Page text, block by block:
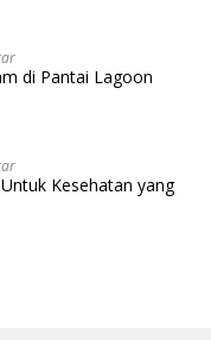
di Pantai Lagoon
Kesehatan yang